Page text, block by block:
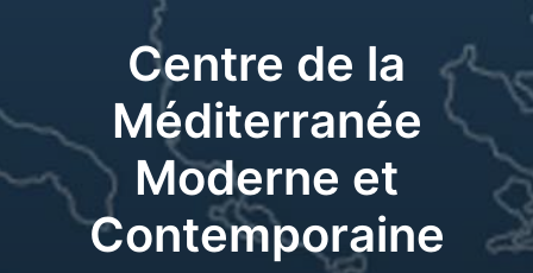
Centre de la
Méditerranée
Moderne et
Contemporaine